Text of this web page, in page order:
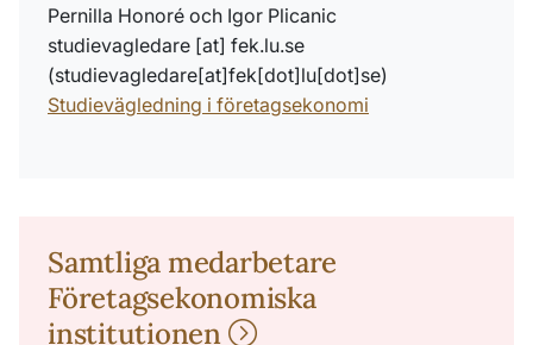
Pernilla Honoré och Igor Plicanic
studievagledare [at] fek.lu.se
(studievagledare[at]fek[dot]lu[dot]se)
Studievägledning i företagsekonomi
Samtliga medarbetare
Företagsekonomiska
institutionen